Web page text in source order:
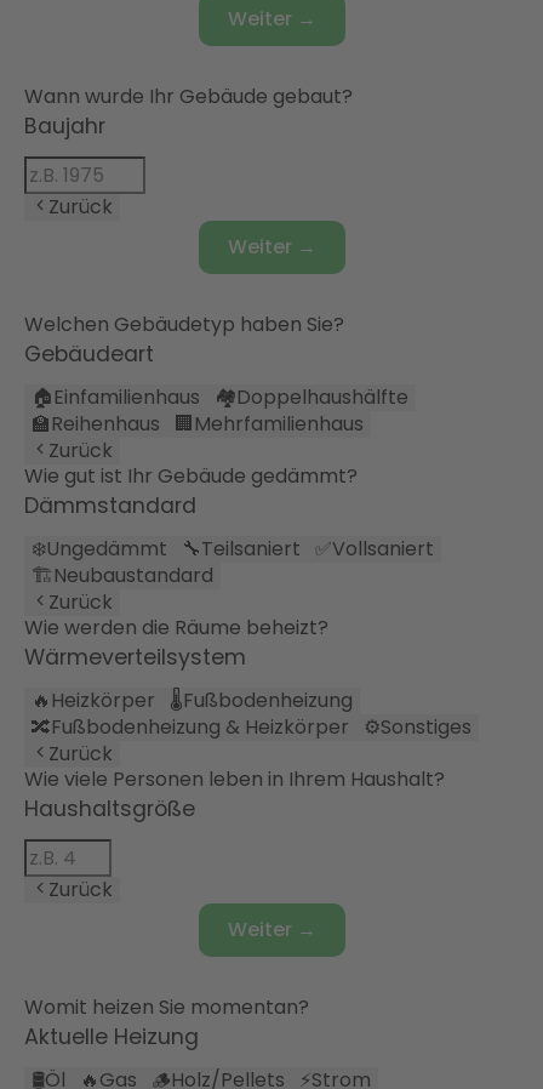
Weiter →
Wann wurde Ihr Gebäude gebaut?
Baujahr
Zurück
Weiter →
Welchen Gebäudetyp haben Sie?
Gebäudeart
🏠Einfamilienhaus 🏘️Doppelhaushälfte
🏫Reihenhaus 🏢Mehrfamilienhaus
Zurück
Wie gut ist Ihr Gebäude gedämmt?
Dämmstandard
❄️Ungedämmt 🔧Teilsaniert ✅Vollsaniert
🏗️Neubaustandard
Zurück
Wie werden die Räume beheizt?
Wärmeverteilsystem
🔥 Heizkörper 🌡️Fußbodenheizung
🔀Fußbodenheizung & Heizkörper ⚙️Sonstiges
Zurück
Wie viele Personen leben in Ihrem Haushalt?
Haushaltsgröße
Zurück
Weiter →
Womit heizen Sie momentan?
Aktuelle Heizung
🛢️Öl 🔥Gas 🪵Holz/Pellets ⚡Strom